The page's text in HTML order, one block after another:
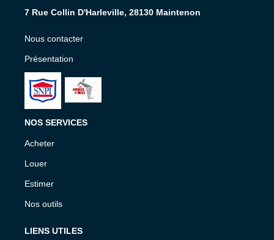
7 Rue Collin D'Harleville, 28130 Maintenon
Nous contacter
Présentation
NOS SERVICES
Acheter
Louer
Estimer
Nos outils
LIENS UTILES